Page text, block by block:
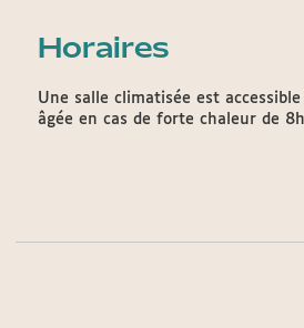
Horaires
Une salle climatisée est
âgée en cas de forte chaleur de